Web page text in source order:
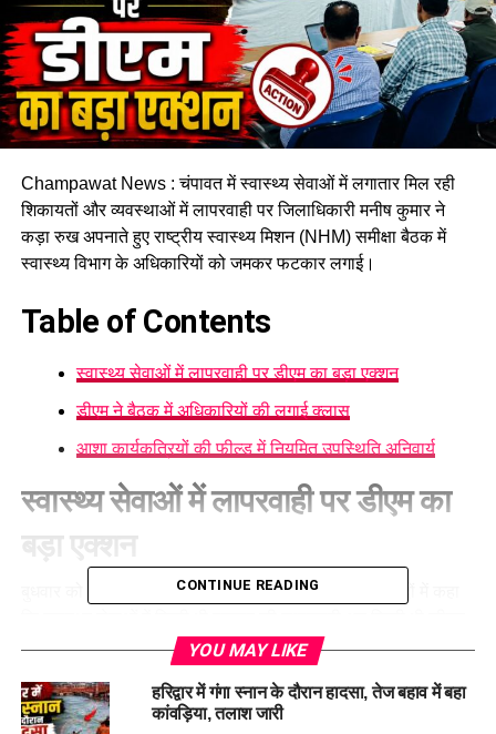
Champawat News : चंपावत में स्वास्थ्य सेवाओं में लगातार मिल रही
शिकायतों और व्यवस्थाओं में लापरवाही पर जिलाधिकारी मनीष कुमार ने
कड़ा रुख अपनाते हुए राष्ट्रीय स्वास्थ्य मिशन (NHM) समीक्षा बैठक में
स्वास्थ्य विभाग के अधिकारियों को जमकर फटकार लगाई।
Table of Contents
स्वास्थ्य सेवाओं में लापरवाही पर डीएम का बड़ा एक्शन
डीएम ने बैठक में अधिकारियों की लगाई क्लास
आशा कार्यकत्रियों की फील्ड में नियमित उपस्थिति अनिवार्य
स्वास्थ्य सेवाओं में लापरवाही पर डीएम का
बड़ा एक्शन
बुधवार को जिला सभागार में आयोजित बैठक में डीएम ने साफ शब्दों में कहा
पर बर्दाश्त नहीं की जाएगी।
बैठक में मातृ एवं शिशु स्वास्थ्य सेवाएं, टीकाकरण, आयुष्मान भारत योजना,
टीबी मुक्त भारत अभियान, जन औषधि केंद्र, एम्बुलेंस सेवाएं और ग्रामीण
CONTINUE READING
YOU MAY LIKE
हरिद्वार में गंगा स्नान के दौरान हादसा, तेज बहाव में बहा
कांवड़िया, तलाश जारी